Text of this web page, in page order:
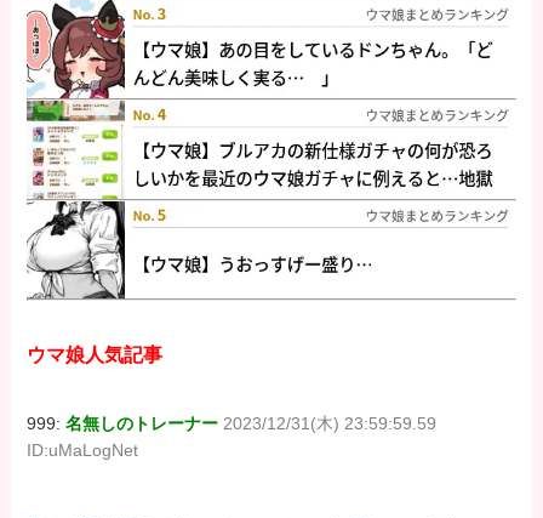
ウマ娘人気記事
999:名無しのトレーナー 2023/12/31(木) 23:59:59.59
ID:uMaLogNet